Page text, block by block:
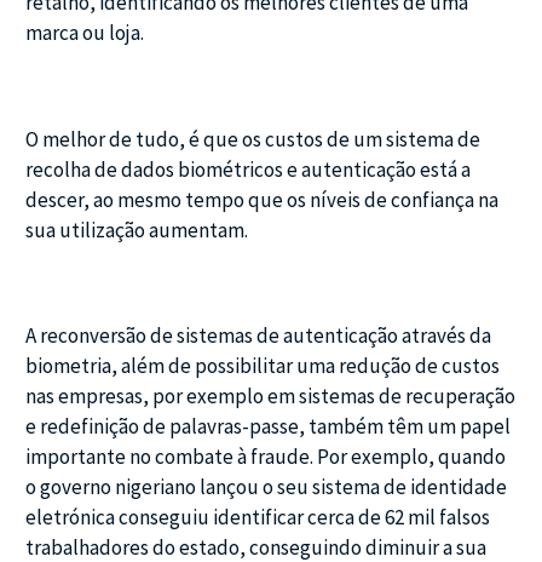
marca ou loja.
O melhor de tudo, é que os custos de um sistema de
recolha de dados biométricos e autenticação está a
descer, ao mesmo tempo que os níveis de confiança na
sua utilização aumentam.
A reconversão de sistemas de autenticação através da
biometria, além de possibilitar uma redução de custos
nas empresas, por exemplo em sistemas de recuperação
e redefinição de palavras-passe, também têm um papel
importante no combate à fraude. Por exemplo, quando
o governo nigeriano lançou o seu sistema de identidade
eletrónica conseguiu identificar cerca de 62 mil falsos
trabalhadores do estado, conseguindo diminuir a sua